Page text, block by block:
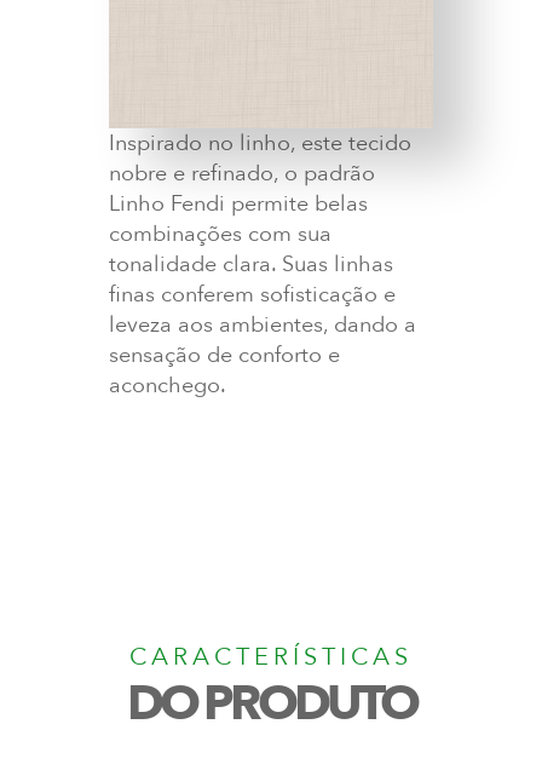
Inspirado no linho, este tecido
nobre e refinado, o padrão
Linho Fendi permite belas
combinações com sua
tonalidade clara. Suas linhas
finas conferem sofisticação e
leveza aos ambientes, dando a
sensação de conforto e
aconchego.
CARACTERÍSTICAS
DO PRODUTO